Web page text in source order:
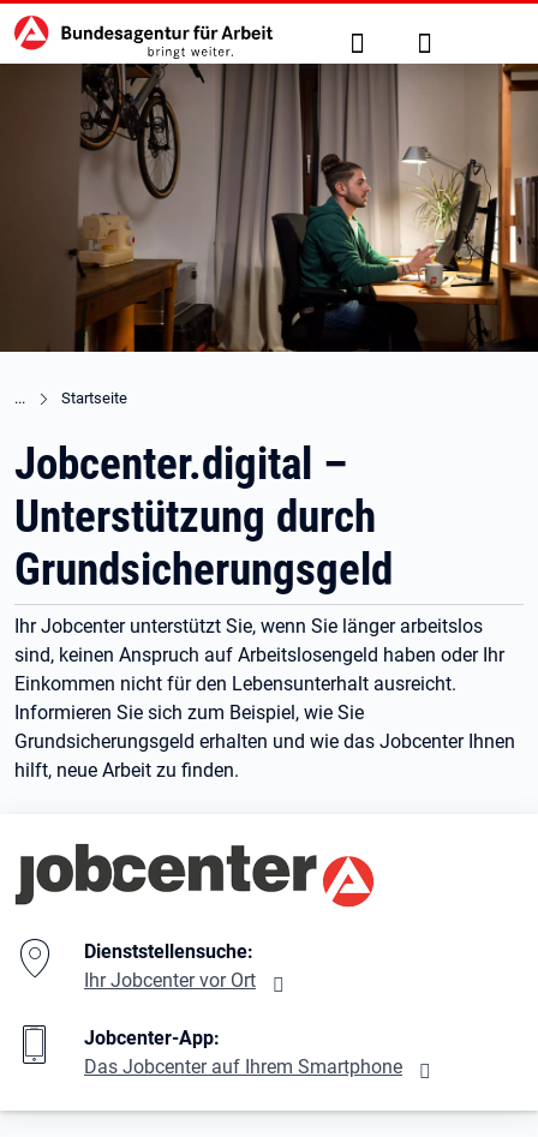
zu den Hauptinhalten springen
Hauptnavigation Suche Anmelden
Startseite
Jobcenter.digital –
Unterstützung durch
Grundsicherungsgeld
Ihr Jobcenter unterstützt Sie, wenn Sie länger arbeitslos
sind, keinen Anspruch auf Arbeitslosengeld haben oder Ihr
Einkommen nicht für den Lebensunterhalt ausreicht.
Informieren Sie sich zum Beispiel, wie Sie
Grundsicherungsgeld erhalten und wie das Jobcenter Ihnen
hilft, neue Arbeit zu finden.
Branding-Bereich Beschreibung
Dienststellensuche:
Ihr Jobcenter vor Ort
Jobcenter-App:
Das Jobcenter auf Ihrem Smartphone